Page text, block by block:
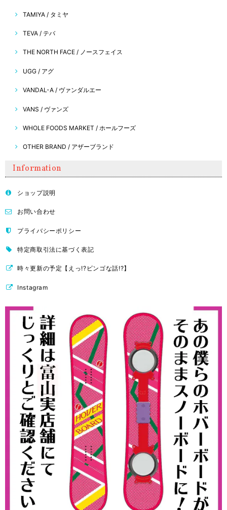
TAMIYA / タミヤ
TEVA / テバ
THE NORTH FACE / ノースフェイス
UGG / アグ
VANDAL-A / ヴァンダルエー
VANS / ヴァンズ
WHOLE FOODS MARKET / ホールフーズ
OTHER BRAND / アザーブランド
Information
ショップ説明
お問い合わせ
プライバシーポリシー
特定商取引法に基づく表記
時々更新の予定【えっ!?ビンゴな話!?】
Instagram